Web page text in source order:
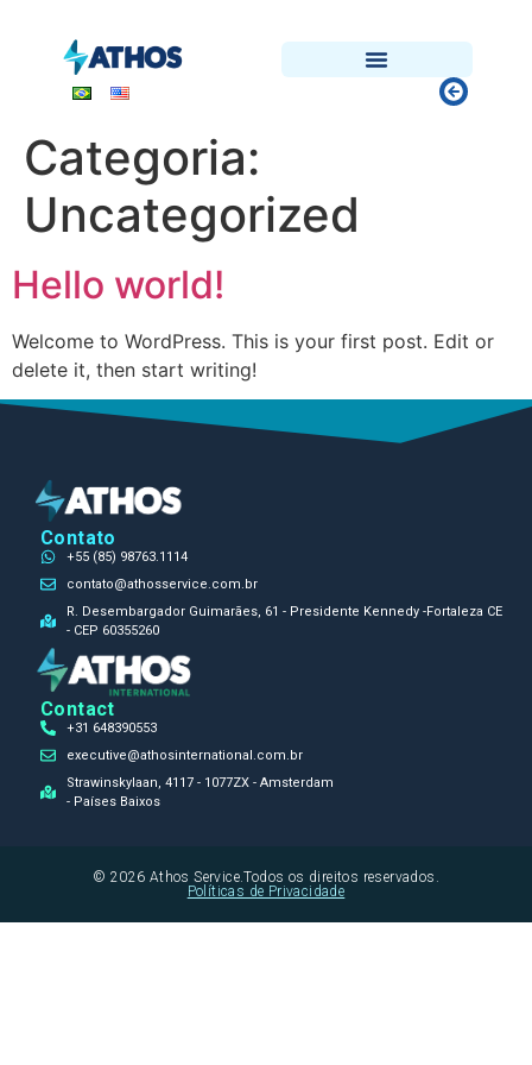
Categoria:
Uncategorized
Hello world!
Welcome to WordPress. This is your first post. Edit or
delete it, then start writing!
Contato
+55 (85) 98763.1114
contato@athosservice.com.br
R. Desembargador Guimarães, 61 - Presidente Kennedy -Fortaleza CE
- CEP 60355260
Contact
+31 648390553
executive@athosinternational.com.br
Strawinskylaan, 4117 - 1077ZX - Amsterdam
- Países Baixos
© 2026 Athos Service.Todos os direitos reservados.
Políticas de Privacidade